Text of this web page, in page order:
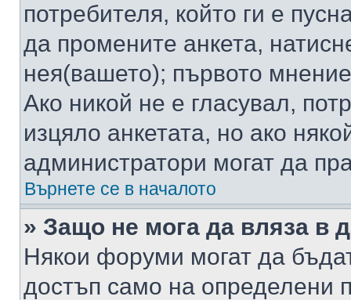
потребителя, който ги е
да промените анкета,
нея(вашето); първото
Ако никой не е гласувал,
изцяло анкетата, но ако
администратори могат да
Върнете се в началото
» Защо не мога да вляза в
Някои форуми могат да
достъп само на определени